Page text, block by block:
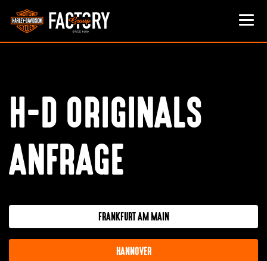
H-D ORIGINALS
ANFRAGE
FRANKFURT AM MAIN
HANNOVER